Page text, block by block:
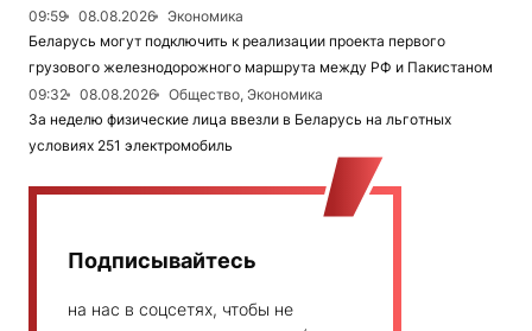
09:59 08.08.2026
Экономика
Беларусь могут подключить к реализации проекта первого
грузового железнодорожного маршрута между РФ и Пакистаном
09:32
08.08.2026
Общество, Экономика
За неделю физические лица ввезли в Беларусь на льготных
условиях 251 электромобиль
Подписывайтесь
на нас в соцсетях, чтобы не